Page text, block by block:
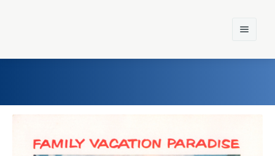
Home
Einst und Heute